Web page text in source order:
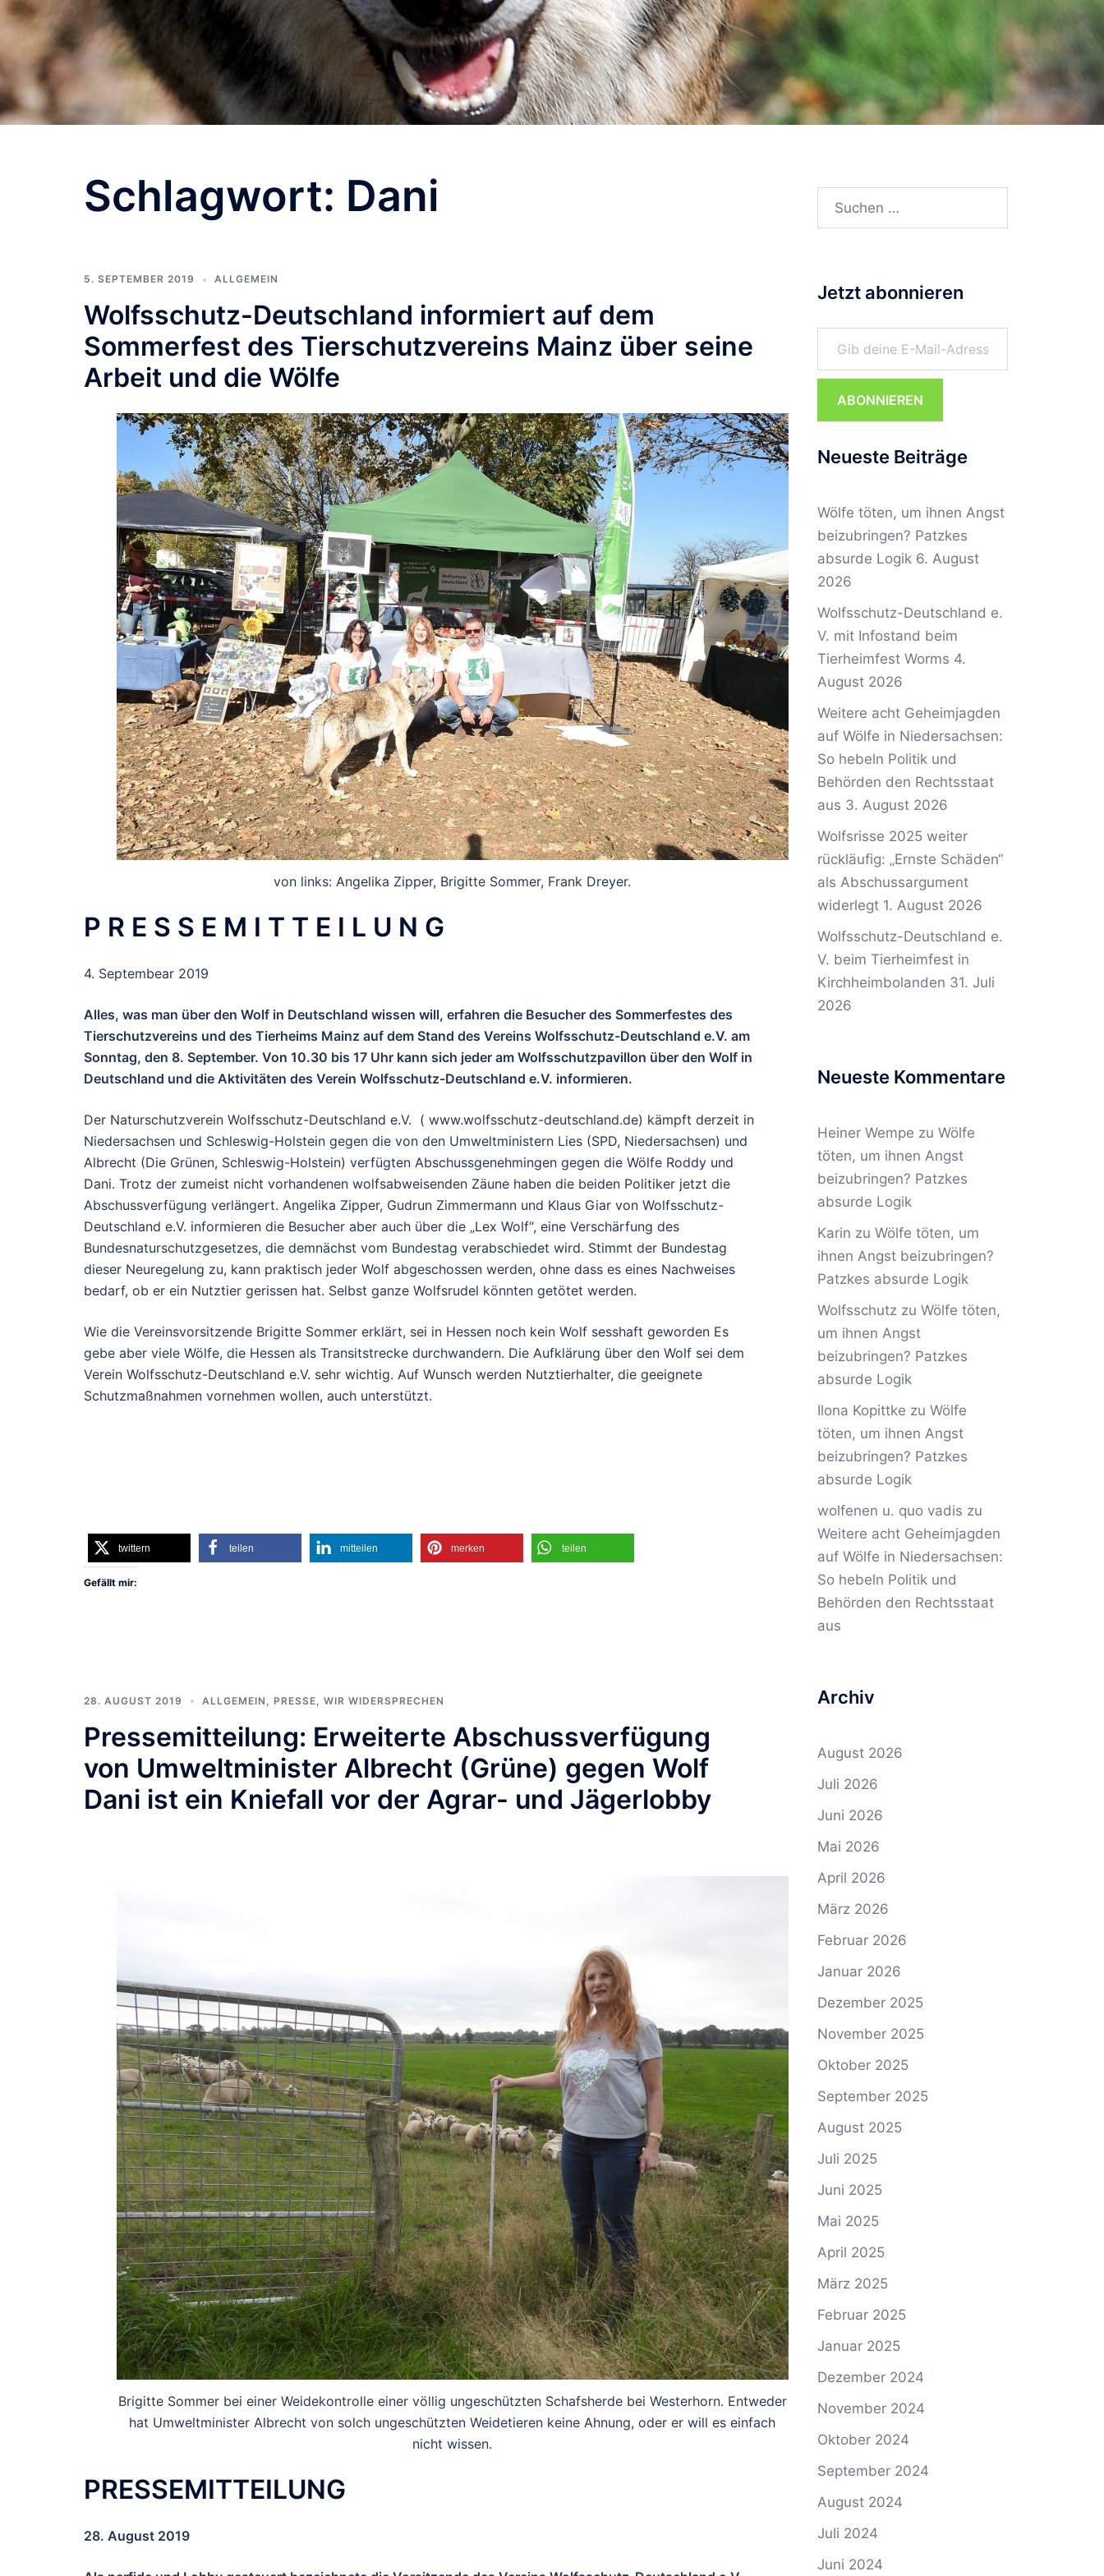
Schlagwort: Dani
5. SEPTEMBER 2019 ALLGEMEIN
Wolfsschutz-Deutschland informiert auf dem
Sommerfest des Tierschutzvereins Mainz über seine
Arbeit und die Wölfe
von links: Angelika Zipper, Brigitte Sommer, Frank Dreyer.
P R E S S E M I T T E I L U N G
4. Septembear 2019
Alles, was man über den Wolf in Deutschland wissen will, erfahren die Besucher des Sommerfestes des
Tierschutzvereins und des Tierheims Mainz auf dem Stand des Vereins Wolfsschutz-Deutschland e.V. am
Sonntag, den 8. September. Von 10.30 bis 17 Uhr kann sich jeder am Wolfsschutzpavillon über den Wolf in
Deutschland und die Aktivitäten des Verein Wolfsschutz-Deutschland e.V. informieren.
Der Naturschutzverein Wolfsschutz-Deutschland e.V. ( www.wolfsschutz-deutschland.de) kämpft derzeit in
Niedersachsen und Schleswig-Holstein gegen die von den Umweltministern Lies (SPD, Niedersachsen) und
Albrecht (Die Grünen, Schleswig-Holstein) verfügten Abschussgenehmingen gegen die Wölfe Roddy und
Dani. Trotz der zumeist nicht vorhandenen wolfsabweisenden Zäune haben die beiden Politiker jetzt die
Abschussverfügung verlängert. Angelika Zipper, Gudrun Zimmermann und Klaus Giar von Wolfsschutz-
Deutschland e.V. informieren die Besucher aber auch über die „Lex Wolf“, eine Verschärfung des
Bundesnaturschutzgesetzes, die demnächst vom Bundestag verabschiedet wird. Stimmt der Bundestag
dieser Neuregelung zu, kann praktisch jeder Wolf abgeschossen werden, ohne dass es eines Nachweises
bedarf, ob er ein Nutztier gerissen hat. Selbst ganze Wolfsrudel könnten getötet werden.
Wie die Vereinsvorsitzende Brigitte Sommer erklärt, sei in Hessen noch kein Wolf sesshaft geworden Es
gebe aber viele Wölfe, die Hessen als Transitstrecke durchwandern. Die Aufklärung über den Wolf sei dem
Verein Wolfsschutz-Deutschland e.V. sehr wichtig. Auf Wunsch werden Nutztierhalter, die geeignete
Schutzmaßnahmen vornehmen wollen, auch unterstützt.
twittern teilen mitteilen merken teilen
Gefällt mir:
28. AUGUST 2019 ALLGEMEIN PRESSE WIR WIDERSPRECHEN
Pressemitteilung: Erweiterte Abschussverfügung
von Umweltminister Albrecht (Grüne) gegen Wolf
Dani ist ein Kniefall vor der Agrar- und Jägerlobby
Brigitte Sommer bei einer Weidekontrolle einer völlig ungeschützten Schafsherde bei Westerhorn. Entweder
hat Umweltminister Albrecht von solch ungeschützten Weidetieren keine Ahnung, oder er will es einfach
nicht wissen.
PRESSEMITTEILUNG
28. August 2019
Suchen
Jetzt abonnieren
Gib deine E-Mail-Adresse ein ...
ABONNIEREN
Neueste Beiträge
Wölfe töten, um ihnen Angst
beizubringen? Patzkes
absurde Logik 6. August
2026
Wolfsschutz-Deutschland e.
V. mit Infostand beim
Tierheimfest Worms 4.
August 2026
Weitere acht Geheimjagden
auf Wölfe in Niedersachsen:
So hebeln Politik und
Behörden den Rechtsstaat
aus 3. August 2026
Wolfsrisse 2025 weiter
rückläufig: „Ernste Schäden“
als Abschussargument
widerlegt 1. August 2026
Wolfsschutz-Deutschland e.
V. beim Tierheimfest in
Kirchheimbolanden 31. Juli
2026
Neueste Kommentare
Heiner Wempe zu Wölfe
töten, um ihnen Angst
beizubringen? Patzkes
absurde Logik
Karin zu Wölfe töten, um
ihnen Angst beizubringen?
Patzkes absurde Logik
Wolfsschutzzu Wölfe töten,
um ihnen Angst
beizubringen? Patzkes
absurde Logik
Ilona Kopittke zu Wölfe
töten, um ihnen Angst
beizubringen? Patzkes
absurde Logik
wolfenen u. quo vadis zu
Weitere acht Geheimjagden
auf Wölfe in Niedersachsen:
So hebeln Politik und
Behörden den Rechtsstaat
aus
Archiv
August 2026
Juli 2026
Juni 2026
Mai 2026
April 2026
März 2026
Februar 2026
Januar 2026
Dezember 2025
November 2025
Oktober 2025
September 2025
August 2025
Juli 2025
Juni 2025
Mai 2025
April 2025
März 2025
Februar 2025
Januar 2025
Dezember 2024
November 2024
Oktober 2024
September 2024
August 2024
Juli 2024
Juni 2024